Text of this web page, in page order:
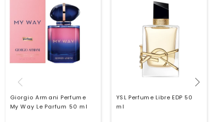
Giorgio Armani Perfume
My Way Le Parfum 50 ml
YSL Perfume Libre EDP 50
ml